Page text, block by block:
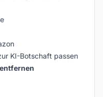
KI-Botschaft passen